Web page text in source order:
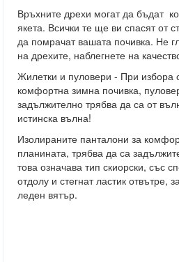
Връхните дрехи могат да бъдат
якета. Всички те ще ви спасят от
да помрачат вашата почивка. Не
на дрехите, наблегнете на
Жилетки и пуловери - При избора
комфортна зимна почивка,
задължително трябва да са от
истинска вълна!
Изолираните панталони за
планината, трябва да са
това означава тип скиорски, със
отдолу и стегнат ластик отвътре,
леден вятър.